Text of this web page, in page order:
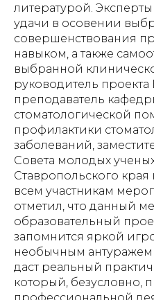
литературой.
удачи в осовении
совершенствования
навыком, а также
выбранной
руководитель проекта
преподаватель
стоматологической
профилактики
заболеваний,
Совета молодых
Ставропольского
всем участникам
отметил, что данный
образовательный
запомнится яркой
необычным
даст реальный
который, безусловно,
профессиональной